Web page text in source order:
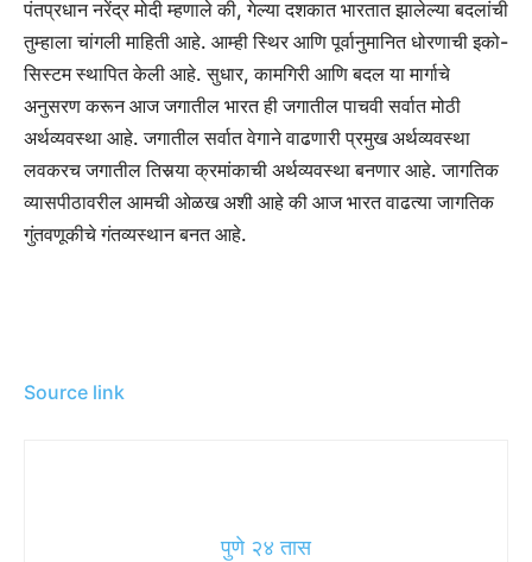
पंतप्रधान नरेंद्र मोदी म्हणाले की, गेल्या दशकात भारतात झालेल्या बदलांची
तुम्हाला चांगली माहिती आहे. आम्ही स्थिर आणि पूर्वानुमानित धोरणाची इको-
सिस्टम स्थापित केली आहे. सुधार, कामगिरी आणि बदल या मार्गाचे
अनुसरण करून आज जगातील भारत ही जगातील पाचवी सर्वात मोठी
अर्थव्यवस्था आहे. जगातील सर्वात वेगाने वाढणारी प्रमुख अर्थव्यवस्था
लवकरच जगातील तिसर्‍या क्रमांकाची अर्थव्यवस्था बनणार आहे. जागतिक
व्यासपीठावरील आमची ओळख अशी आहे की आज भारत वाढत्या जागतिक
गुंतवणूकीचे गंतव्यस्थान बनत आहे.
Source link
पुणे २४ तास